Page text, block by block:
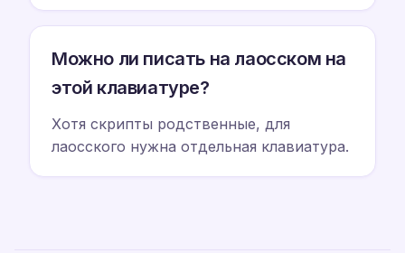
Можно ли писать на лаосском на
этой клавиатуре?
Хотя скрипты родственные, для
лаосского нужна отдельная клавиатура.